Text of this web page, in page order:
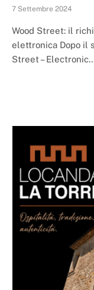
7 Settembre 2024
Wood Street: il
elettronica Dopo il
Street –